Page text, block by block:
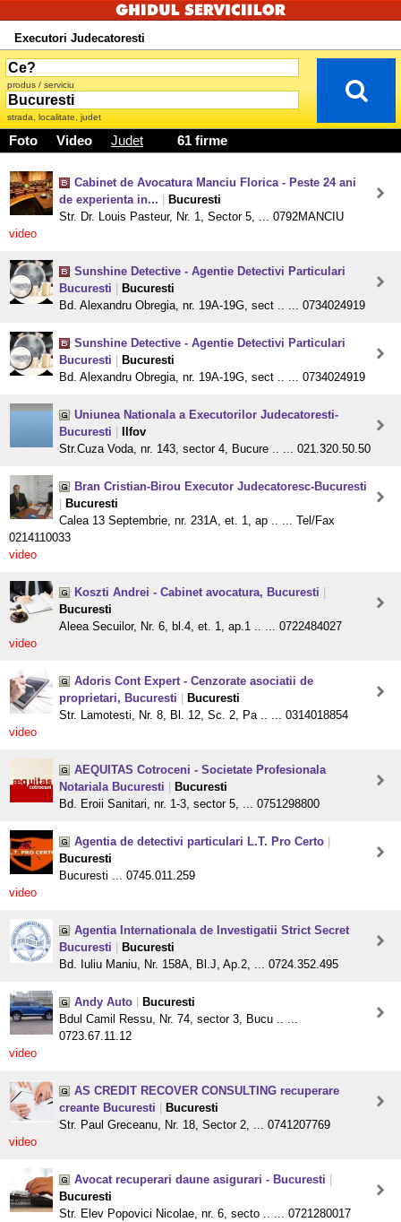
Executori Judecatoresti
produs / serviciu
strada, localitate, judet
Foto Video Judet 61 firme
Cabinet de Avocatura Manciu Florica - Peste 24 ani
de experienta in...
Bucuresti
Str. Dr. Louis Pasteur, Nr. 1, Sector 5, ... 0792MANCIU
video
Sunshine Detective - Agentie Detectivi Particulari
Bucuresti
Bucuresti
Bd. Alexandru Obregia, nr. 19A-19G, sect .. ... 0734024919
Sunshine Detective - Agentie Detectivi Particulari
Bucuresti
Bucuresti
Bd. Alexandru Obregia, nr. 19A-19G, sect .. ... 0734024919
Uniunea Nationala a Executorilor Judecatoresti-
Bucuresti
Ilfov
Str.Cuza Voda, nr. 143, sector 4, Bucure .. ... 021.320.50.50
Bran Cristian-Birou Executor Judecatoresc-Bucuresti
Bucuresti
Calea 13 Septembrie, nr. 231A, et. 1, ap .. ... Tel/Fax
0214110033
video
Koszti Andrei - Cabinet avocatura, Bucuresti
Bucuresti
Aleea Secuilor, Nr. 6, bl.4, et. 1, ap.1 .. ... 0722484027
video
Adoris Cont Expert - Cenzorate asociatii de
proprietari, Bucuresti
Bucuresti
Str. Lamotesti, Nr. 8, Bl. 12, Sc. 2, Pa .. ... 0314018854
video
AEQUITAS Cotroceni - Societate Profesionala
Notariala Bucuresti
Bucuresti
Bd. Eroii Sanitari, nr. 1-3, sector 5, ... 0751298800
Agentia de detectivi particulari L.T. Pro Certo
Bucuresti
Bucuresti ... 0745.011.259
video
Agentia Internationala de Investigatii Strict Secret
Bucuresti
Bucuresti
Bd. Iuliu Maniu, Nr. 158A, Bl.J, Ap.2, ... 0724.352.495
Andy Auto
Bucuresti
Bdul Camil Ressu, Nr. 74, sector 3, Bucu .. ...
0723.67.11.12
video
AS CREDIT RECOVER CONSULTING recuperare
creante Bucuresti
Bucuresti
Str. Paul Greceanu, Nr. 18, Sector 2, ... 0741207769
video
Avocat recuperari daune asigurari - Bucuresti
Bucuresti
Str. Elev Popovici Nicolae, nr. 6, secto .. ... 0721280017